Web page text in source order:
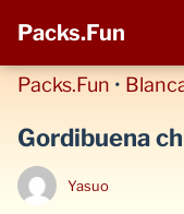
Packs.Fun
Packs.Fun •
Gordibuena
Yasuo